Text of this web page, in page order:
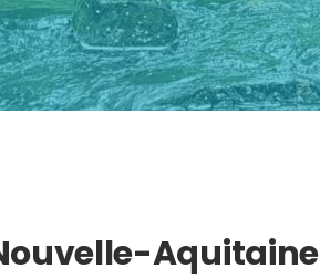
Aquitaine